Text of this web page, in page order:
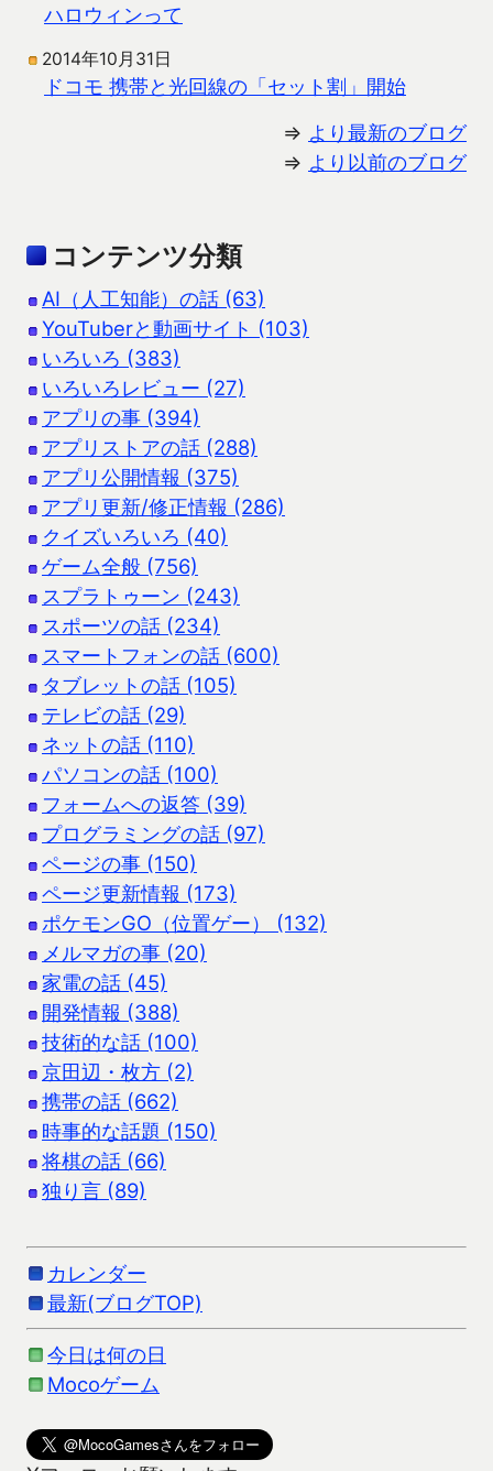
ハロウィンって
2014年10月31日
ドコモ 携帯と光回線の「セット割」開始
⇒ より最新のブログ
⇒ より以前のブログ
コンテンツ分類
AI（人工知能）の話 (63)
YouTuberと動画サイト (103)
いろいろ (383)
いろいろレビュー (27)
アプリの事 (394)
アプリストアの話 (288)
アプリ公開情報 (375)
アプリ更新/修正情報 (286)
クイズいろいろ (40)
ゲーム全般 (756)
スプラトゥーン (243)
スポーツの話 (234)
スマートフォンの話 (600)
タブレットの話 (105)
テレビの話 (29)
ネットの話 (110)
パソコンの話 (100)
フォームへの返答 (39)
プログラミングの話 (97)
ページの事 (150)
ページ更新情報 (173)
ポケモンGO（位置ゲー） (132)
メルマガの事 (20)
家電の話 (45)
開発情報 (388)
技術的な話 (100)
京田辺・枚方 (2)
携帯の話 (662)
時事的な話題 (150)
将棋の話 (66)
独り言 (89)
カレンダー
最新(ブログTOP)
今日は何の日
Mocoゲーム